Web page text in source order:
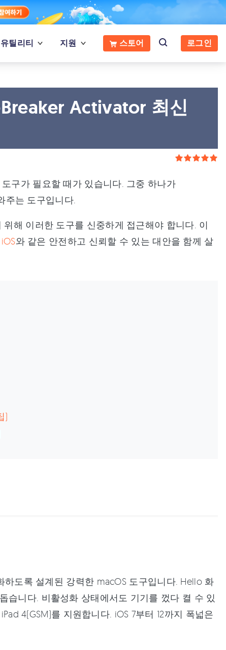
유틸리티 지원 스토어 로그인
Activator 최신
구가 필요할 때가 있습니다. 그중 하나가
주는 도구입니다.
해 이러한 도구를 신중하게 접근해야 합니다. 이
와 같은 안전하고 신뢰할 수 있는 대안을 함께 살
)
도록 설계된 강력한 macOS 도구입니다. Hello 화
습니다. 비활성화 상태에서도 기기를 껐다 켤 수 있
4(GSM)를 지원합니다. iOS 7부터 12까지 폭넓은